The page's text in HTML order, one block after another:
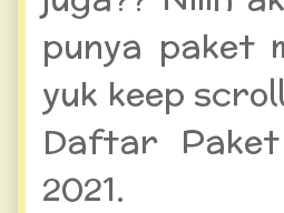
punya paket
yuk keep
Daftar
2021.